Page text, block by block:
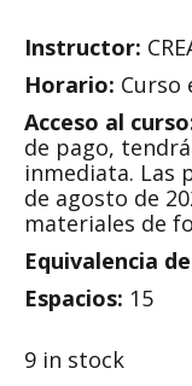
Instructor:
Horario: Curso
Acceso al
de pago,
inmediata. Las
de agosto de
materiales de
Equivalencia
Espacios: 15
9 in stock